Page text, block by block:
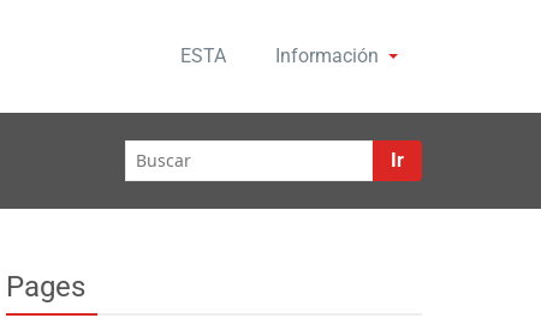
ESTA Información
Ir
Pages